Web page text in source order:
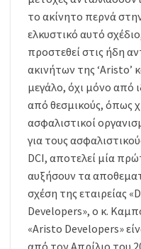
το ακίνητο περνά
ελκυστικό αυτό
προστεθεί στις ήδη
ακινήτων της ‘Aristo’
μεγάλο, όχι μόνο από
από θεσμικούς, όπως
ασφαλιστικοί
για τους
DCI, αποτελεί μία
αυξήσουν τα
σχέση της εταιρείας
Developers», ο κ.
«Aristo Developers»